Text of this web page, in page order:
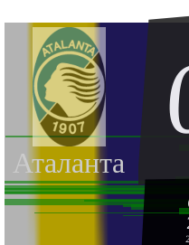
Аталанта